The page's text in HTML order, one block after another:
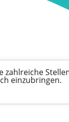
zahlreiche
einzubringen.